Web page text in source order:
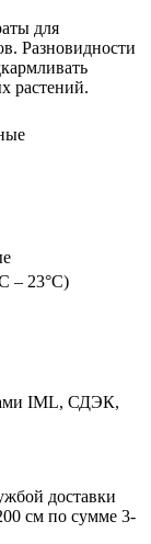
для
Разновидности
растений.
– 23°C)
IML, СДЭК,
доставки
см по сумме 3-